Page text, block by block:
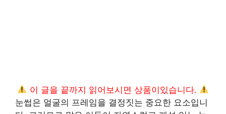
이 글을 끝까지 읽어보시면 상품이있습니다.
눈썹은 얼굴의 프레임을 결정짓는 중요한 요소입니